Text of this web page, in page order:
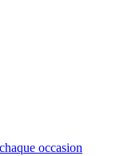
occasion